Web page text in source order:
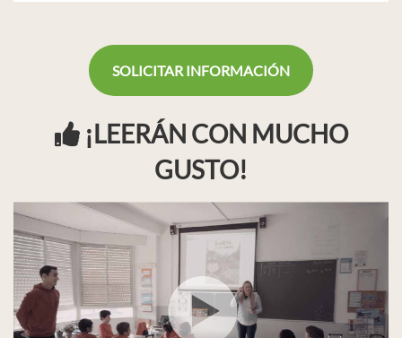
SOLICITAR INFORMACIÓN
¡LEERÁN CON MUCHO
GUSTO!